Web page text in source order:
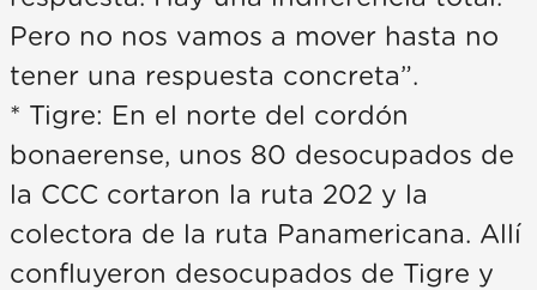
Pero no nos vamos a mover hasta no
tener una respuesta concreta”.
* Tigre: En el norte del cordón
bonaerense, unos 80 desocupados de
la CCC cortaron la ruta 202 y la
colectora de la ruta Panamericana. Allí
confluyeron desocupados de Tigre y